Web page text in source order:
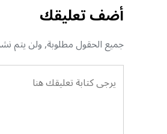
أضف تعليقك
جميع الحقول مطلوبة, ولن يتم